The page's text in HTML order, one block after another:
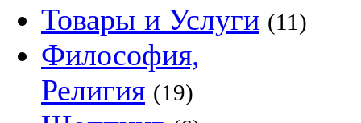
Товары и Услуги (11)
Философия,
Религия (19)